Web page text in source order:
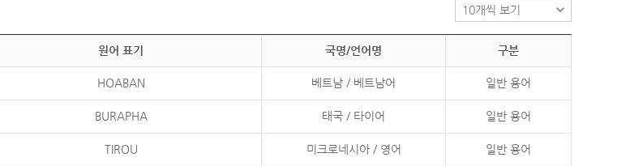
원어 표기 국명/언어명 구분
HOABAN 베트남 / 베트남어 일반 용어
BURAPHA 태국 / 타이어 일반 용어
TIROU 미크로네시아 / 영어 일반 용어